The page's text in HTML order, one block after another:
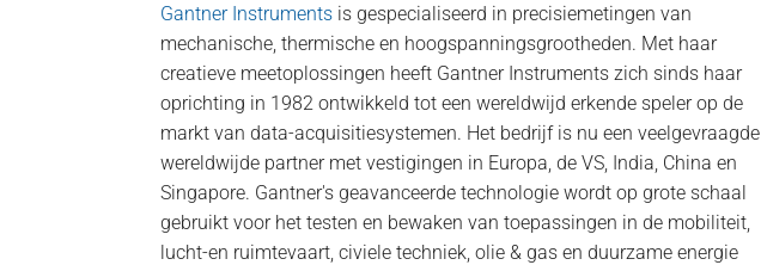
Gantner Instruments is gespecialiseerd in precisiemetingen van
mechanische, thermische en hoogspanningsgrootheden. Met haar
creatieve meetoplossingen heeft Gantner Instruments zich sinds haar
oprichting in 1982 ontwikkeld tot een wereldwijd erkende speler op de
markt van data-acquisitiesystemen. Het bedrijf is nu een veelgevraagde
wereldwijde partner met vestigingen in Europa, de VS, India, China en
Singapore. Gantner's geavanceerde technologie wordt op grote schaal
gebruikt voor het testen en bewaken van toepassingen in de mobiliteit,
lucht-en ruimtevaart, civiele techniek, olie & gas en duurzame energie